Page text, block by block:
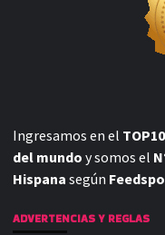
Ingresamos en el
del mundo y somos el
Hispana según
ADVERTENCIAS Y REGLAS